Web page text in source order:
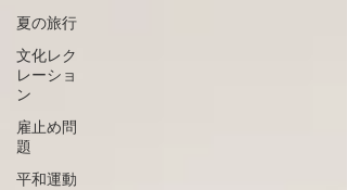
夏の旅行
文化レク
レーショ
ン
雇止め問
題
平和運動